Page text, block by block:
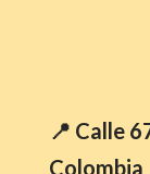
📍 Calle
Colombia